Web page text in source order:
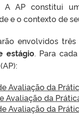
A AP constitui
e o contexto de
envolvidos três
estágio. Para
Avaliação da
Avaliação da
Avaliação da